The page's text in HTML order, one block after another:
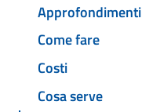
Approfondimenti
Come fare
Costi
Cosa serve